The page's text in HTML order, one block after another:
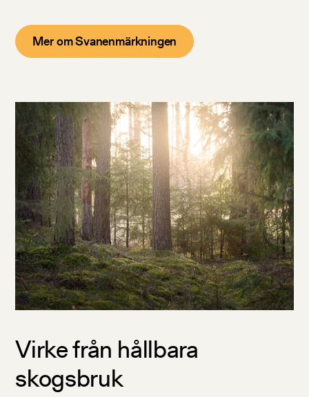
Mer om Svanenmärkningen
Virke från hållbara
skogsbruk